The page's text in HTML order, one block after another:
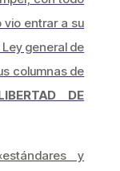
vio entrar a su
general de
columnas de
DE
y